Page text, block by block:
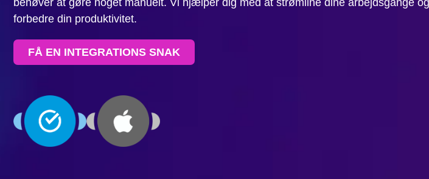
forbedre din produktivitet.
FÅ EN INTEGRATIONS SNAK